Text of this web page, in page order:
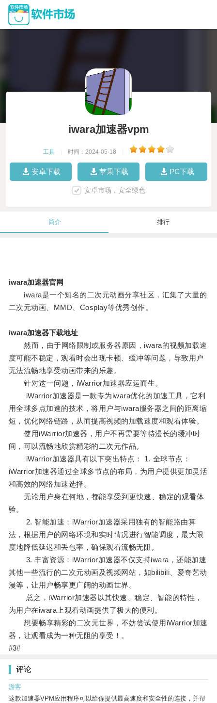
iwara加速器vpm
工具 时间：2024-05-18
安卓下载 苹果下载 PC下载
安卓市场，安全绿色
简介 排行
iwara加速器官网
iwara是一个知名的二次元动画分享社区，汇集了大量的
二次元动画、MMD、Cosplay等优秀创作。
iwara加速器下载地址
然而，由于网络限制或服务器原因，iwara的视频加载速
度可能不稳定，观看时会出现卡顿、缓冲等问题，导致用户
无法流畅地享受动画带来的乐趣。
针对这一问题，iWarrior加速器应运而生。
iWarrior加速器是一款专为iwara优化的加速工具，它利
用全球多点加速的技术，将用户与iwara服务器之间的距离缩
短，优化网络链路，从而提高视频的加载速度和观看体验。
使用iWarrior加速器，用户不再需要等待漫长的缓冲时
间，可以流畅地欣赏精彩的二次元作品。
iWarrior加速器具有以下突出特点： 1. 全球节点：
iWarrior加速器通过全球多节点的布局，为用户提供更加灵活
和高效的网络加速选择。
无论用户身在何地，都能享受到更快速、稳定的观看体
验。
2. 智能加速：iWarrior加速器采用独有的智能路由算
法，根据用户的网络环境和实时情况进行智能调度，最大限
度地降低延迟和丢包率，确保观看流畅无阻。
3. 丰富资源：iWarrior加速器不仅支持iwara，还能加速
其他一些流行的二次元动画及视频网站，如bilibili、爱奇艺动
漫等，让用户畅享更广阔的动画世界。
总之，iWarrior加速器以其快速、稳定、智能的特性，
为用户在iwara上观看动画提供了极大的便利。
想要畅享精彩的二次元世界，不妨尝试使用iWarrior加速
器，让观看成为一种无阻的享受！。
#3#
评论
游客
这款加速器VPM应用程序可以给你提供最高速度和安全性的连接，并帮